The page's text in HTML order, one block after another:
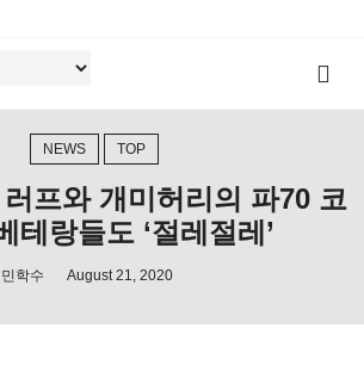
NEWS TOP
프와 개미허리의 파70 코
랑들도 ‘절레절레’
민학수 August 21, 2020